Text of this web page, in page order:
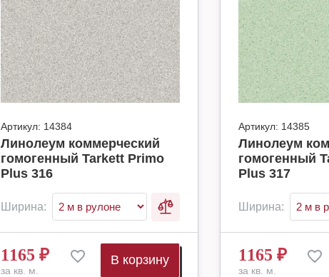
Артикул: 14384
Линолеум коммерческий
гомогенный Tarkett Primo
Plus 316
Ширина:
1165 ₽
за кв. м.
В корзину
Артикул: 14385
Линолеум
гомогенный
Plus 317
Ширина:
1165 ₽
за кв. м.